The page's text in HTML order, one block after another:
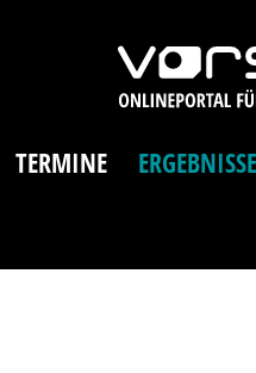
TERMINE ERGEBNISSE